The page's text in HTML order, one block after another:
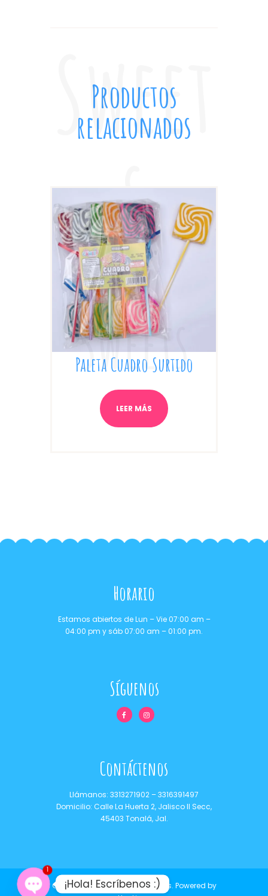
Productos
relacionados
Paleta Cuadro Surtido
LEER MÁS
Horario
Estamos abiertos de Lun – Vie 07:00 am –
04:00 pm y sáb 07:00 am – 01:00 pm.
Síguenos
Contáctenos
Llámanos: 3313271902 –3316391497
Domicilio: Calle La Huerta 2, Jalisco II Secc,
45403 Tonalá, Jal.
Copyrights © 2021 Dulces Camis. Powered by
¡Hola! Escríbenos :)
1